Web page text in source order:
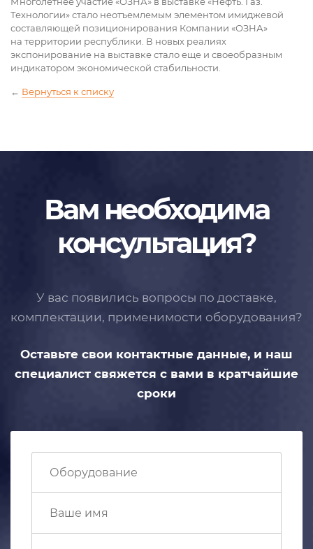
Технологии» стало неотъемлемым элементом имиджевой
составляющей позиционирования Компании «ОЗНА»
на территории республики. В новых реалиях
экспонирование на выставке стало еще и своеобразным
индикатором экономической стабильности.
← Вернуться к списку
Вам необходима
консультация?
У вас появились вопросы по доставке,
комплектации, применимости оборудования?
Оставьте свои контактные данные, и наш
специалист свяжется с вами в кратчайшие
сроки